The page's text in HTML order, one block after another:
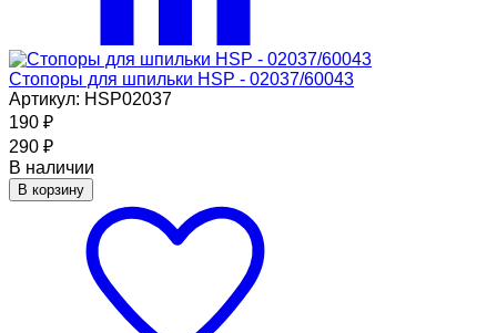
Стопоры для шпильки HSP - 02037/60043
Артикул: HSP02037
190 ₽
290 ₽
В наличии
В корзину